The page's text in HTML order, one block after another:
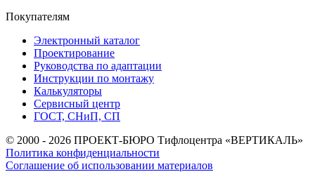
Покупателям
Электронный каталог
Проектирование
Руководства по адаптации
Инструкции по монтажу
Калькуляторы
Сервисный центр
ГОСТ, СНиП, СП
© 2000 - 2026 ПРОЕКТ-БЮРО Тифлоцентра «ВЕРТИКАЛЬ»
Политика конфиденциальности
Соглашение об использовании материалов